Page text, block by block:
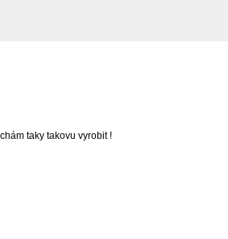
taky takovu vyrobit !